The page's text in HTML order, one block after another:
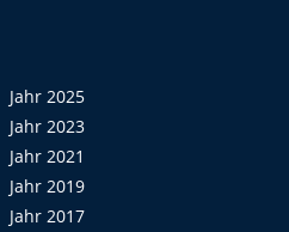
Jahr 2025
Jahr 2023
Jahr 2021
Jahr 2019
Jahr 2017